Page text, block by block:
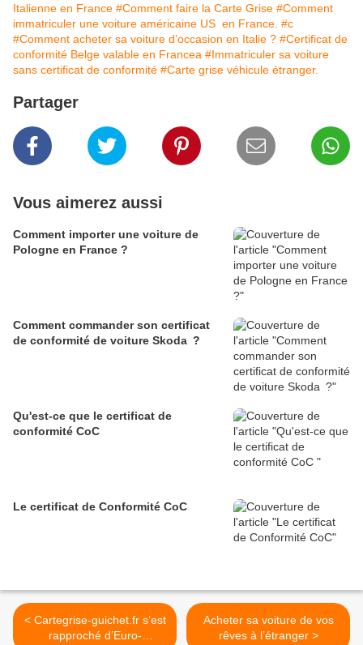
Italienne en France #Comment faire la Carte Grise #Comment
immatriculer une voiture américaine US en France. #c
#Comment acheter sa voiture d’occasion en Italie ? #Certificat de
conformité Belge valable en Francea #Immatriculer sa voiture
sans certificat de conformité #Carte grise véhicule étranger.
Partager
Vous aimerez aussi
Comment importer une voiture de
Pologne en France ?
Comment commander son certificat
de conformité de voiture Skoda ?
Qu'est-ce que le certificat de
conformité CoC
Le certificat de Conformité CoC
< Cartegrise-guichet.fr s’est
rapproché d’Euro-
Acheter sa voiture de vos
rêves à l’étranger >